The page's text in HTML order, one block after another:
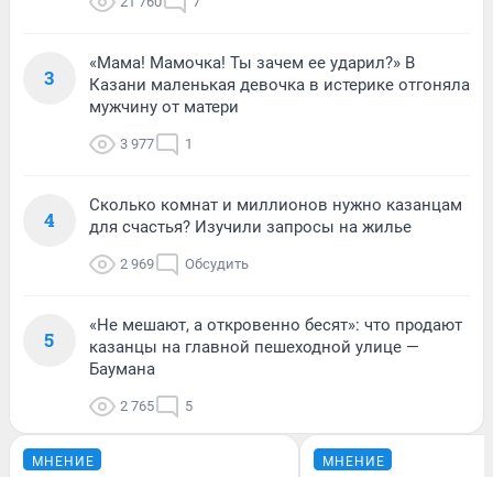
3
«Мама! Мамочка! Ты зачем ее ударил?» В
Казани маленькая девочка в истерике отгоняла
мужчину от матери
3 977 1
4
Сколько комнат и миллионов нужно казанцам
для счастья? Изучили запросы на жилье
2 969 Обсудить
5
«Не мешают, а откровенно бесят»: что продают
казанцы на главной пешеходной улице —
Баумана
2 765 5
МНЕНИЕ МНЕНИЕ